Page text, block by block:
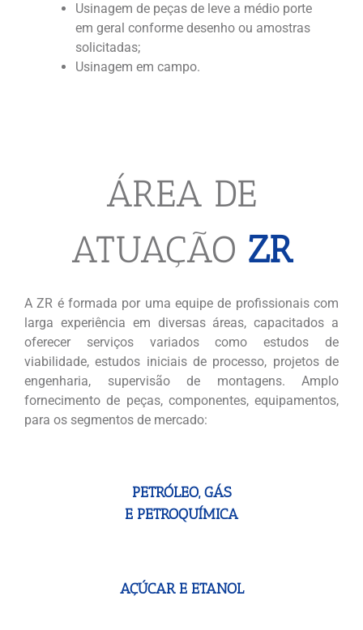
Usinagem de peças de leve a médio porte
em geral conforme desenho ou amostras
solicitadas;
Usinagem em campo.
ÁREA DE
ATUAÇÃO ZR
A ZR é formada por uma equipe de profissionais com
larga experiência em diversas áreas, capacitados a
oferecer serviços variados como estudos de
viabilidade, estudos iniciais de processo, projetos de
engenharia, supervisão de montagens. Amplo
fornecimento de peças, componentes, equipamentos,
para os segmentos de mercado:
PETRÓLEO, GÁS
E PETROQUÍMICA
AÇÚCAR E ETANOL